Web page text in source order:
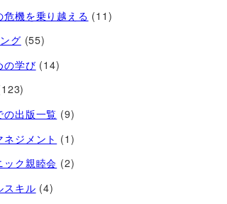
危機を乗り越える (11)
グ (55)
の学び (14)
の出版一覧 (9)
ネジメント (1)
ック親睦会 (2)
スキル (4)